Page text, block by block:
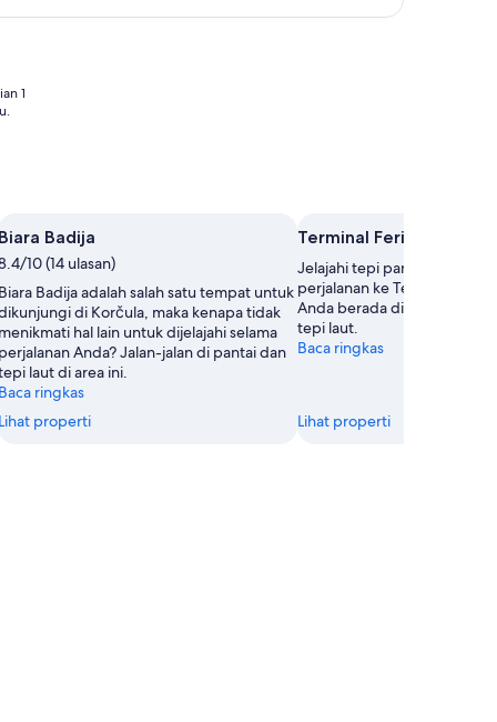
1
Biara Badija
10 (14 ulasan)
Biara Badija adalah salah satu tempat untuk
di Korčula, maka kenapa tidak
menikmati hal lain untuk dijelajahi selama
perjalanan Anda? Jalan-jalan di pantai dan
laut di area ini.
Baca ringkas
Lihat properti
Terminal Feri Korčula
Jelajahi tepi pantai di
perjalanan ke Terminal Feri
Anda berada di area ini,
tepi laut.
Baca ringkas
Lihat properti
Lokal